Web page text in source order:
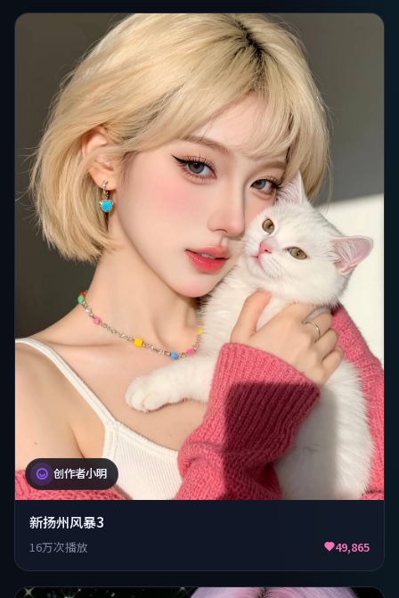
创作者小明
新扬州风暴3
16万次播放 49,865